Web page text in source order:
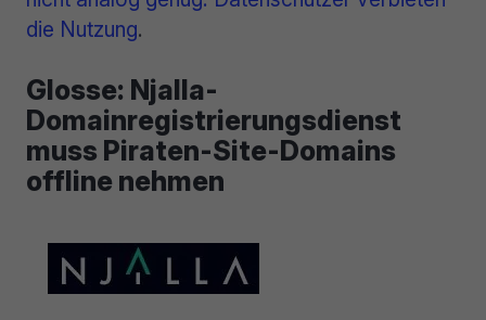
die Nutzung.
Glosse: Njalla-
Domainregistrierungsdienst
muss Piraten-Site-Domains
offline nehmen